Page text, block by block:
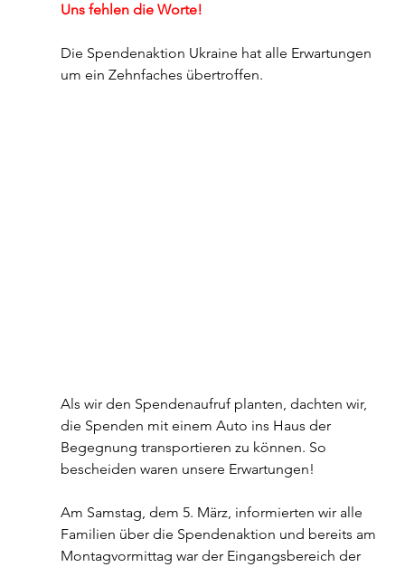
Uns fehlen die Worte!
Die Spendenaktion Ukraine hat alle Erwartungen
um ein Zehnfaches übertroffen.
Als wir den Spendenaufruf planten, dachten wir,
die Spenden mit einem Auto ins Haus der
Begegnung transportieren zu können. So
bescheiden waren unsere Erwartungen!
Am Samstag, dem 5. März, informierten wir alle
Familien über die Spendenaktion und bereits am
Montagvormittag war der Eingangsbereich der